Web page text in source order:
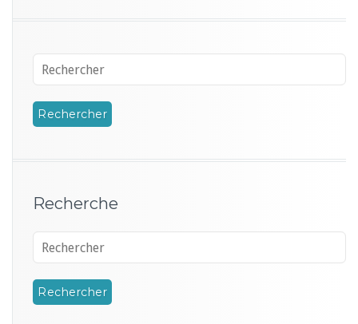
Recherche